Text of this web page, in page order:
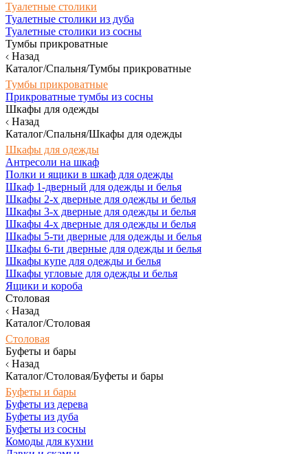
Туалетные столики
Туалетные столики из дуба
Туалетные столики из сосны
Тумбы прикроватные
Назад
Каталог/Спальня/Тумбы прикроватные
Тумбы прикроватные
Прикроватные тумбы из сосны
Шкафы для одежды
Назад
Каталог/Спальня/Шкафы для одежды
Шкафы для одежды
Антресоли на шкаф
Полки и ящики в шкаф для одежды
Шкаф 1-дверный для одежды и белья
Шкафы 2-х дверные для одежды и белья
Шкафы 3-х дверные для одежды и белья
Шкафы 4-х дверные для одежды и белья
Шкафы 5-ти дверные для одежды и белья
Шкафы 6-ти дверные для одежды и белья
Шкафы купе для одежды и белья
Шкафы угловые для одежды и белья
Ящики и короба
Столовая
Назад
Каталог/Столовая
Столовая
Буфеты и бары
Назад
Каталог/Столовая/Буфеты и бары
Буфеты и бары
Буфеты из дерева
Буфеты из дуба
Буфеты из сосны
Комоды для кухни